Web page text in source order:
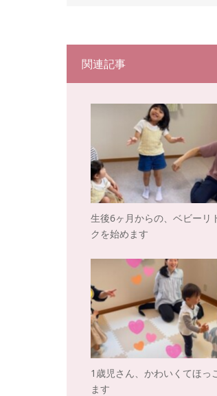
関連記事
生後6ヶ月からの、ベビーリ
クを始めます
1歳児さん、かわいくてほっ
ます